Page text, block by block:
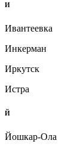
И
Ивантеевка
Инкерман
Иркутск
Истра
Й
Йошкар-Ола